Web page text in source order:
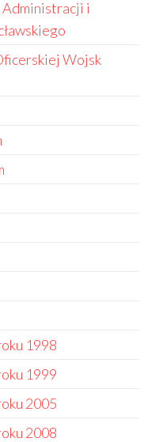
Administracji i
Wojsk
1998
1999
2005
2008